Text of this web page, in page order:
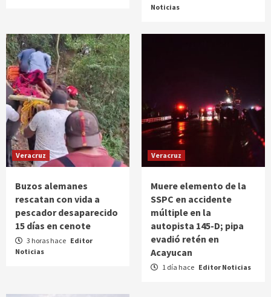
Noticias
Veracruz
Buzos alemanes
rescatan con vida a
pescador desaparecido
15 días en cenote
3 horas hace Editor
Noticias
Veracruz
Muere elemento de la
SSPC en accidente
múltiple en la
autopista 145-D; pipa
evadió retén en
Acayucan
1 día hace Editor Noticias